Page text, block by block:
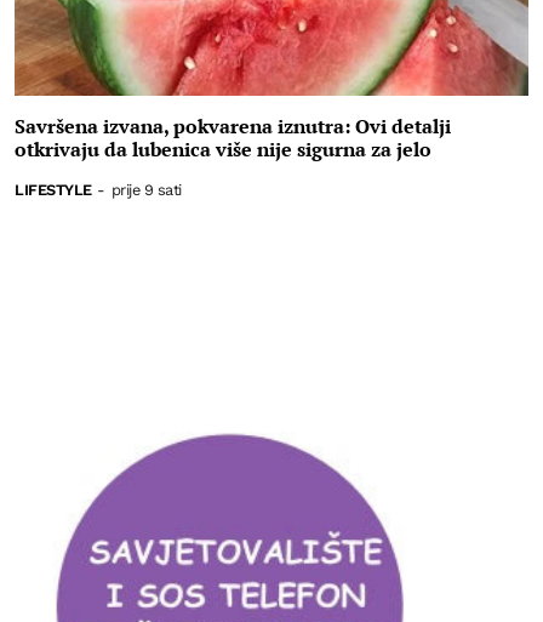
Savršena izvana, pokvarena iznutra: Ovi detalji
otkrivaju da lubenica više nije sigurna za jelo
LIFESTYLE - prije 9 sati